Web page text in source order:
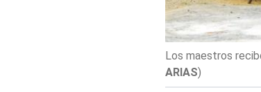
Los maestros
ARIAS)